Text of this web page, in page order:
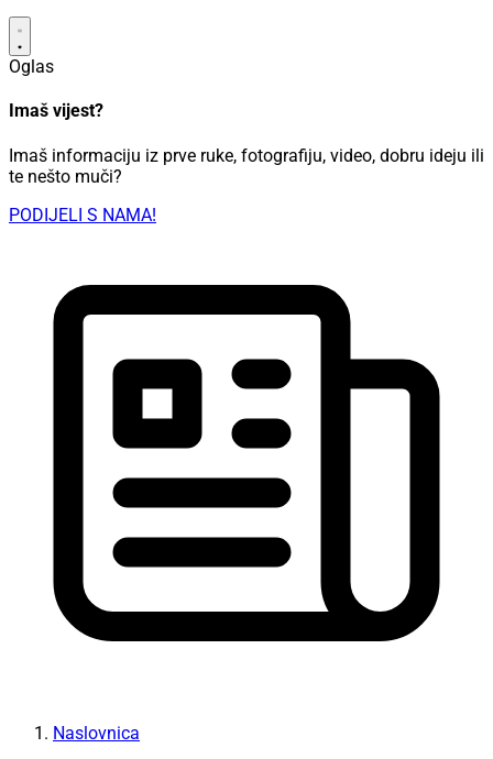
Oglas
Imaš vijest?
Imaš informaciju iz prve ruke, fotografiju, video, dobru ideju ili
te nešto muči?
PODIJELI S NAMA!
Naslovnica